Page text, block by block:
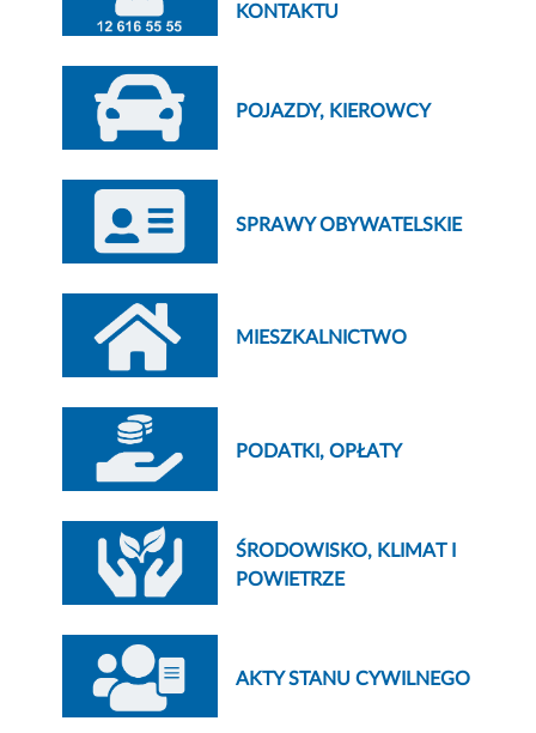
KONTAKTU
POJAZDY, KIEROWCY
SPRAWY OBYWATELSKIE
AKTY STANU CYWILNEGO
MIESZKALNICTWO
PODATKI, OPŁATY
ŚRODOWISKO, KLIMAT I
POWIETRZE